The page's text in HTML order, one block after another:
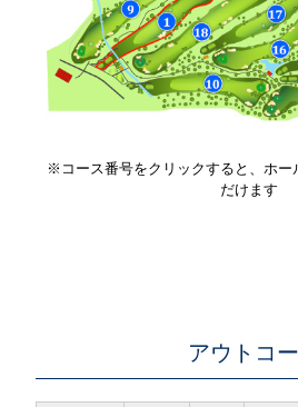
※コース番号をクリックすると、ホー
だけます
アウトコ